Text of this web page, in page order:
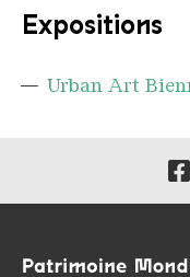
Expositions
Urban Art